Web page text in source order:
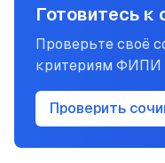
Готовитесь к
Проверьте своё
критериям ФИПИ
Проверить